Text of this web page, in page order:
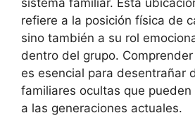
sistema familiar. Esta
refiere a la posición física de
sino también a su rol
dentro del grupo.
es esencial para desentrañar
familiares ocultas que
a las generaciones actuales.